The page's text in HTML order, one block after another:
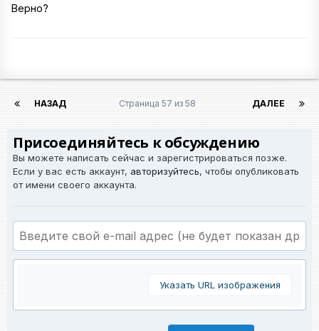
Верно?
НАЗАД ДАЛЕЕ
Страница 57 из 58
Присоединяйтесь к обсуждению
Вы можете написать сейчас и зарегистрироваться позже.
Если у вас есть аккаунт, авторизуйтесь, чтобы опубликовать
от имени своего аккаунта.
Указать URL изображения